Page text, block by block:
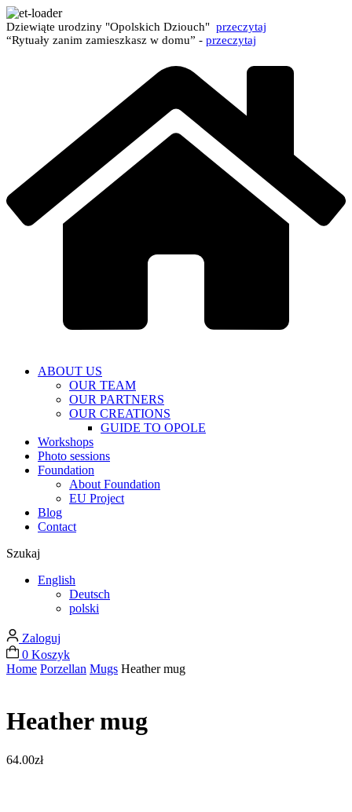
Dziewiąte urodziny "Opolskich Dziouch" przeczytaj
“Rytuały zanim zamieszkasz w domu” - przeczytaj
ABOUT US
OUR TEAM
OUR PARTNERS
OUR CREATIONS
GUIDE TO OPOLE
Workshops
Photo sessions
Foundation
About Foundation
EU Project
Blog
Contact
Szukaj
English
Deutsch
polski
Zaloguj
0 Koszyk
Home Porzellan Mugs Heather mug
Heather mug
64.00zł